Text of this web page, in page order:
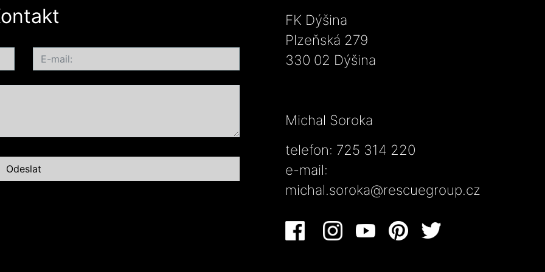
FK Dýšina
Plzeňská 279
330 02 Dýšina
Michal Soroka
telefon: 725 314 220
e-mail:
michal.soroka@rescuegroup.cz